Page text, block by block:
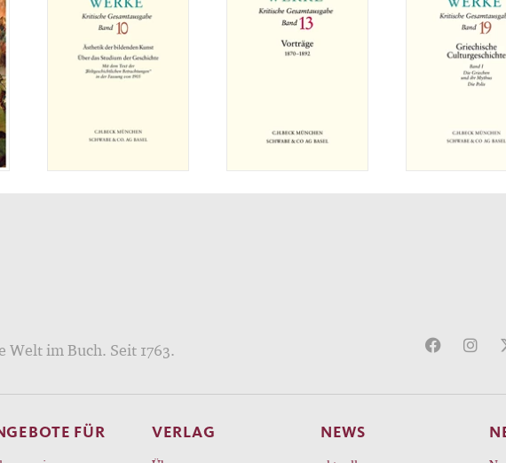
Welt im Buch. Seit 1763.
FÜR VERLAG NEWS